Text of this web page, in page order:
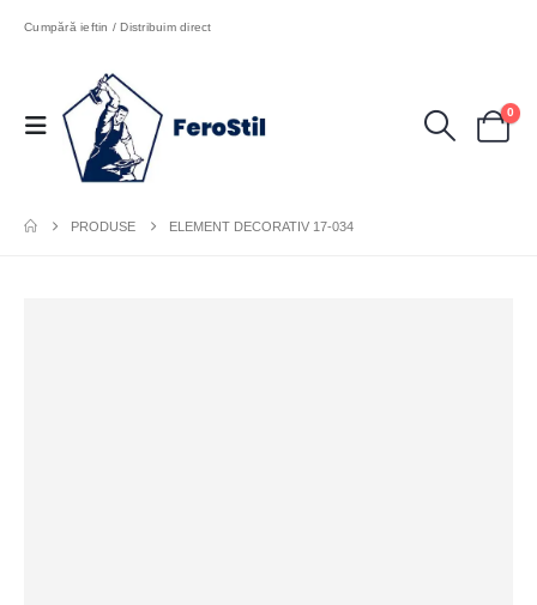
Cumpără ieftin / Distribuim direct
0
PRODUSE ELEMENT DECORATIV 17-034